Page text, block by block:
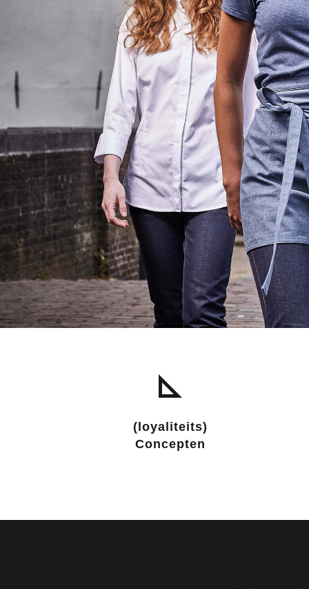
(loyaliteits)
Concepten